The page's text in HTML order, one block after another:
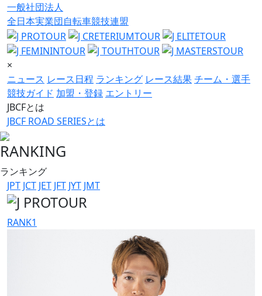
一般社団法人
全日本実業団自転車競技連盟
×
ニュース レース日程 ランキング レース結果チーム・選手
競技ガイド 加盟・登録 エントリー
JBCFとは
JBCF ROAD SERIESとは
RANKING
ランキング
JPT JCT JET JFT JYT JMT
RANK1